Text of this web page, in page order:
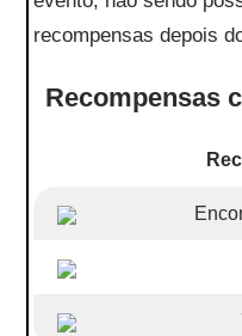
recompensas depois
Recompensas